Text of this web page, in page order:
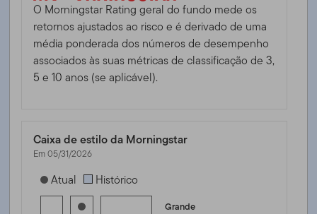
O Morningstar Rating geral do fundo mede os
retornos ajustados ao risco e é derivado de uma
média ponderada dos números de desempenho
associados às suas métricas de classificação de 3,
5 e 10 anos (se aplicável).
Caixa de estilo da Morningstar
Em 05/31/2026
[products.morningstar-stylebox-title-sr-equity]
Atual Histórico
Grande